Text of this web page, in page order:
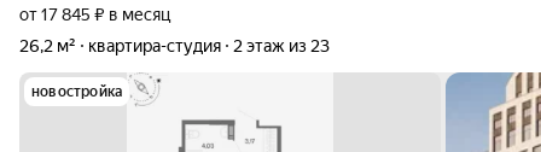
от 17 845 ₽ в месяц
26,2 м²
квартира-студия 2 этаж из 23
новостройка